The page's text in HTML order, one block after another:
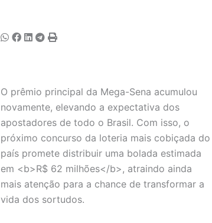
O prêmio principal da Mega-Sena acumulou
novamente, elevando a expectativa dos
apostadores de todo o Brasil. Com isso, o
próximo concurso da loteria mais cobiçada do
país promete distribuir uma bolada estimada
em <b>R$ 62 milhões</b>, atraindo ainda
mais atenção para a chance de transformar a
vida dos sortudos.